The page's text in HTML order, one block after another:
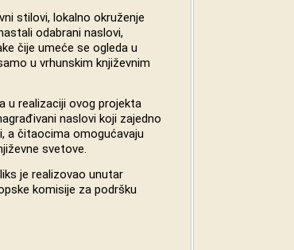
stilovi, lokalno okruženje
odabrani naslovi,
čije umeće se ogleda u
u vrhunskim književnim
u realizaciji ovog projekta
naslovi koji zajedno
a čitaocima omogućavaju
svetove.
je realizovao unutar
komisije za podršku